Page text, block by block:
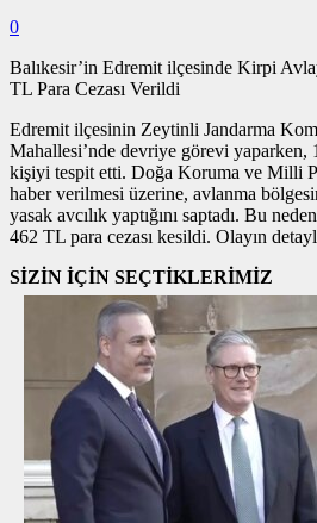
0
Balıkesir’in Edremit ilçesinde Kirpi
TL Para Cezası Verildi
Edremit ilçesinin Zeytinli Jandarma
Mahallesi’nde devriye görevi yaparken,
kişiyi tespit etti. Doğa Koruma ve Milli
haber verilmesi üzerine, avlanma
yasak avcılık yaptığını saptadı. Bu
462 TL para cezası kesildi. Olayın
SİZİN İÇİN SEÇTİKLERİMİZ